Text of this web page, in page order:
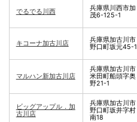
でるでる川西
兵庫県川西市加
茂6-125-1
キコーナ加古川店
兵庫県加古川市
野口町坂元45-1
マルハン新加古川店
兵庫県加古川市
米田町船頭字奥
野21-1
ビッグアップル．加
古川店
兵庫県加古川市
野口町坂井字村
南18